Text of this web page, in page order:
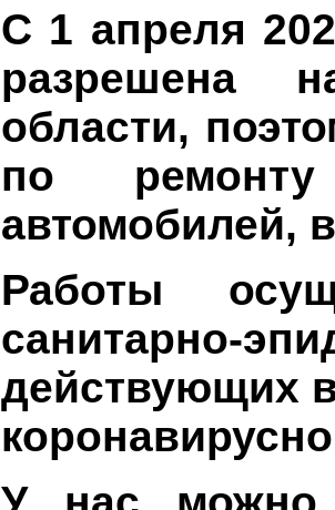
С 1 апреля
разрешена
области,
по
автомобилей,
Работы
санитарно-
действующих